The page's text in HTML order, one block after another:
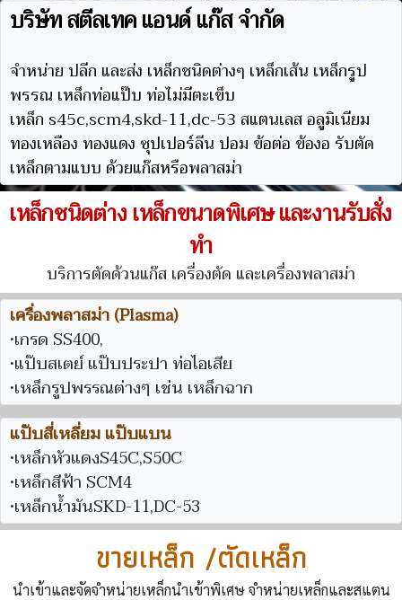
บริษัท สตีลเทค แอนด์ แก๊ส จำกัด
จำหน่าย ปลีก และส่ง เหล็กชนิดต่างๆ เหล็กเส้น เหล็กรูป
พรรณ เหล็กท่อแป๊บ ท่อไม่มีตะเข็บ
เหล็ก s45c,scm4,skd-11,dc-53 สแตนเลส อลูมิเนียม
ทองเหลือง ทองแดง ซุปเปอร์ลีน ปอม ข้อต่อ ข้องอ รับตัด
เหล็กตามแบบ ด้วยแก๊สหรือพลาสม่า
เหล็กชนิดต่าง เหล็กขนาดพิเศษ และงานรับสั่ง
ทำ
บริการตัดด้วนแก๊ส เครื่องตัด และเครื่องพลาสม่า
เครื่องพลาสม่า (Plasma)
•เกรด SS400,
•แป๊บสเตย์ แป๊บประปา ท่อไอเสีย
•เหล็กรูปพรรณต่างๆ เช่น เหล็กฉาก
แป๊บสี่เหลี่ยม แป๊บแบน
•เหล็กหัวแดงS45C,S50C
•เหล็กสีฟ้า SCM4
•เหล็กน้ำมันSKD-11,DC-53
ขายเหล็ก /ตัดเหล็ก
นำเข้าและจัดจำหน่ายเหล็กนำเข้าพิเศษ จำหน่ายเหล็กและสแตน